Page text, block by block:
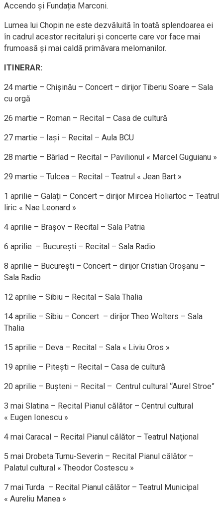
Accendo şi Fundația Marconi.
Lumea lui Chopin ne este dezvăluită în toată splendoarea ei
în cadrul acestor recitaluri și concerte care vor face mai
frumoasă și mai caldă primăvara melomanilor.
ITINERAR:
24 martie – Chișinău – Concert – dirijor Tiberiu Soare – Sala
cu orgă
26 martie – Roman – Recital – Casa de cultură
27 martie – Iași – Recital – Aula BCU
28 martie – Bârlad – Recital – Pavilionul « Marcel Guguianu »
29 martie – Tulcea – Recital – Teatrul « Jean Bart »
1 aprilie – Galați – Concert – dirijor Mircea Holiartoc – Teatrul
liric « Nae Leonard »
4 aprilie – Brașov – Recital – Sala Patria
6 aprilie – București – Recital – Sala Radio
8 aprilie – București – Concert – dirijor Cristian Oroşanu –
Sala Radio
12 aprilie – Sibiu – Recital – Sala Thalia
14 aprilie – Sibiu – Concert – dirijor Theo Wolters – Sala
Thalia
15 aprilie – Deva – Recital – Sala « Liviu Oros »
19 aprilie – Pitești – Recital – Casa de cultură
20 aprilie – Bușteni – Recital – Centrul cultural “Aurel Stroe”
3 mai Slatina – Recital Pianul călător – Centrul cultural
« Eugen Ionescu »
4 mai Caracal – Recital Pianul călător – Teatrul Naţional
5 mai Drobeta Turnu-Severin – Recital Pianul călător –
Palatul cultural « Theodor Costescu »
7 mai Turda – Recital Pianul călător – Teatrul Municipal
« Aureliu Manea »